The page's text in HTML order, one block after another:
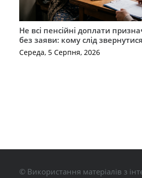
Не всі пенсійні доплати
без заяви: кому слід
Середа, 5 Серпня, 2026
© Використання матеріалів з